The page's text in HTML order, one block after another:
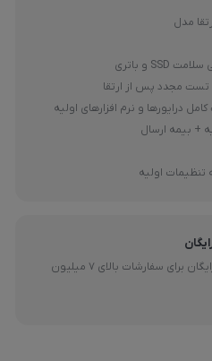
مجدد پس از ارتقا
درایورها و نرم افزارهای اولیه
+ بیمه ارسال
تنظیمات اولیه
ارسال رایگان برای سفارشات بالای 7 میلیون